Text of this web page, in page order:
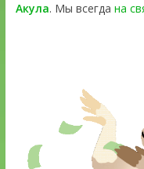
Акула. Мы всегда на